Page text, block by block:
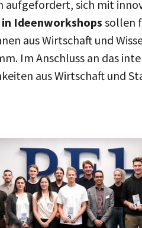
aufgefordert, sich mit
Ideenworkshopssollen
aus Wirtschaft und
Im Anschluss an das
aus Wirtschaft und